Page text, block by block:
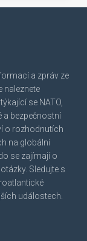
a zpráv ze
naleznete
se NATO,
a bezpečnostní
o rozhodnutích
na globální
se zajímají o
Sledujte s
událostech.